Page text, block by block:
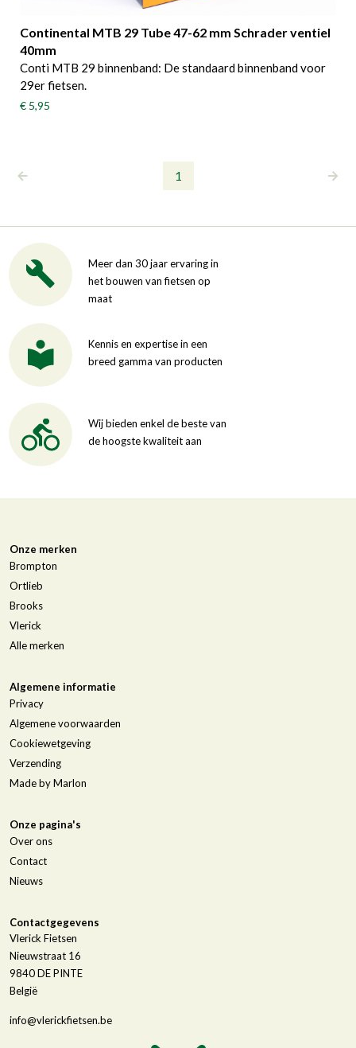
Continental MTB 29 Tube 47-62 mm Schrader ventiel
40mm
Conti MTB 29 binnenband: De standaard binnenband voor
29er fietsen.
€ 5,95
1
Meer dan 30 jaar ervaring in
het bouwen van fietsen op
maat
Kennis en expertise in een
breed gamma van producten
Wij bieden enkel de beste van
de hoogste kwaliteit aan
Onze merken
Brompton
Ortlieb
Brooks
Vlerick
Alle merken
Algemene informatie
Privacy
Algemene voorwaarden
Cookiewetgeving
Verzending
Made by Marlon
Onze pagina's
Over ons
Contact
Nieuws
Contactgegevens
Vlerick Fietsen
Nieuwstraat 16
9840DE PINTE
België
info@vlerickfietsen.be